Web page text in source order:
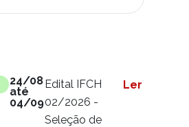
24/08
até
04/09
Edital IFCH
02/2026 -
Seleção de
Ler mais